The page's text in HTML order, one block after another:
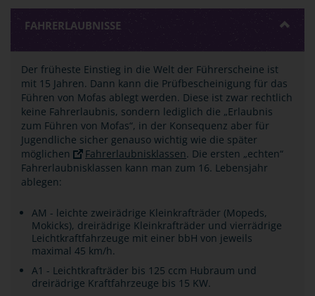
FAHRERLAUBNISSE
Der früheste Einstieg in die Welt der Führerscheine ist
mit 15 Jahren. Dann kann die Prüfbescheinigung für das
Führen von Mofas ablegt werden. Diese ist zwar rechtlich
keine Fahrerlaubnis, sondern lediglich die „Erlaubnis
zum Führen von Mofas“, in der Konsequenz aber für
Jugendliche sicher genauso wichtig wie die später
möglichen
Fahrerlaubnisklassen. Die ersten „echten“
Fahrerlaubnisklassen kann man zum 16. Lebensjahr
ablegen:
AM - leichte zweirädrige Kleinkrafträder (Mopeds,
Mokicks), dreirädrige Kleinkrafträder und vierrädrige
Leichtkraftfahrzeuge mit einer bbH von jeweils
maximal 45 km/h.
A1 - Leichtkrafträder bis 125 ccm Hubraum und
dreirädrige Kraftfahrzeuge bis 15 KW.